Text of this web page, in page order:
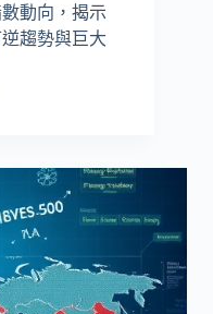
動向，揭示
趨勢與巨大